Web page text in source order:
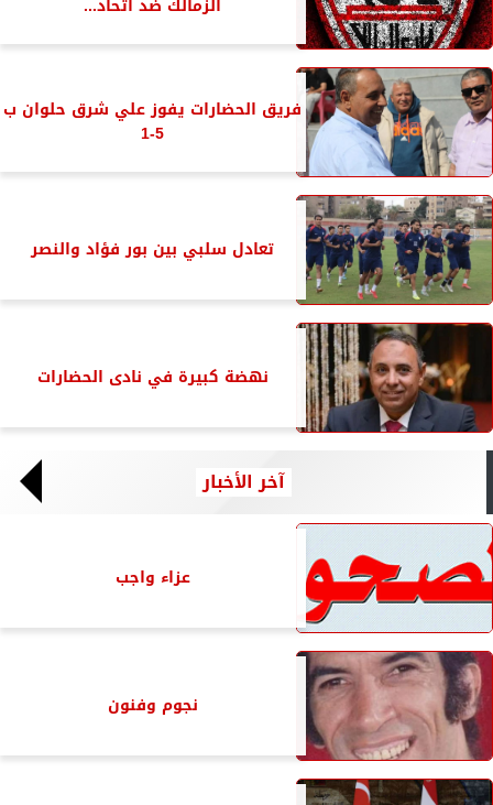
الزمالك ضد أتحاد...
فريق الحضارات يفوز علي شرق حلوان ب
5-1
تعادل سلبي بين بور فؤاد والنصر
نهضة كبيرة في نادى الحضارات
آخر الأخبار
عزاء واجب
نجوم وفنون